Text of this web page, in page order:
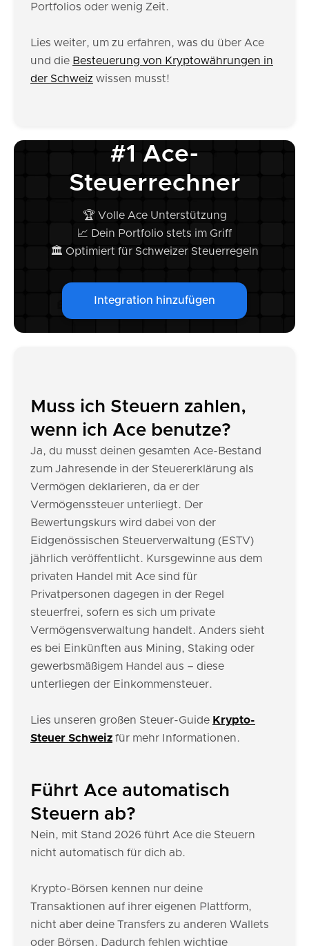
Portfolios oder wenig Zeit.
Lies weiter, um zu erfahren, was du über Ace
und die Besteuerung von Kryptowährungen in
der Schweiz wissen musst!
#1 Ace-
Steuerrechner
🏆 Volle Ace Unterstützung
📈 Dein Portfolio stets im Griff
🏛️ Optimiert für Schweizer Steuerregeln
Integration hinzufügen
Muss ich Steuern zahlen,
wenn ich Ace benutze?
Ja, du musst deinen gesamten Ace-Bestand
zum Jahresende in der Steuererklärung als
Vermögen deklarieren, da er der
Vermögenssteuer unterliegt. Der
Bewertungskurs wird dabei von der
Eidgenössischen Steuerverwaltung (ESTV)
jährlich veröffentlicht. Kursgewinne aus dem
privaten Handel mit Ace sind für
Privatpersonen dagegen in der Regel
steuerfrei, sofern es sich um private
Vermögensverwaltung handelt. Anders sieht
es bei Einkünften aus Mining, Staking oder
gewerbsmäßigem Handel aus – diese
unterliegen der Einkommensteuer.
Lies unseren großen Steuer-Guide Krypto-
Steuer Schweiz für mehr Informationen.
Führt Ace automatisch
Steuern ab?
Nein, mit Stand 2026 führt Ace die Steuern
nicht automatisch für dich ab.
Krypto-Börsen kennen nur deine
Transaktionen auf ihrer eigenen Plattform,
nicht aber deine Transfers zu anderen Wallets
oder Börsen. Dadurch fehlen wichtige